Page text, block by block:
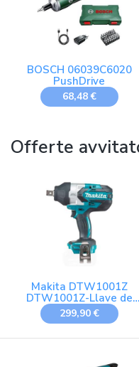
BOSCH 06039C6020
PushDrive
68,48 €
Offerte
Makita DTW1001Z
DTW1001Z-Llave de
impacto 18V Litio 1.000
NM BL, 18 V
299,90 €